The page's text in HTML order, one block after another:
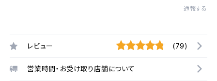
通報する
レビュー (79)
営業時間・お受け取り店舗について